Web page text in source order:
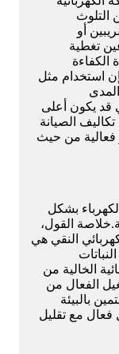
التلوث
أو
تغطية
الكفاءة
استخدام مثل
قد يكون أعلى
تكاليف الصيانة
فعالية من حيث
بشكل
القول،
النقي هي
الخالية من
الفعال من
بالبيئة
فعال مع تقليل